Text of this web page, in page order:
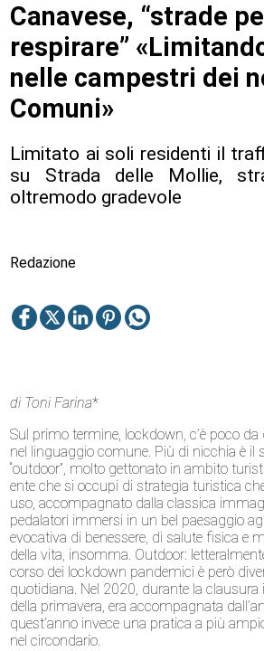
Canavese, “strade
respirare”
nelle campestri dei
Comuni»
Limitato ai soli residenti il
su Strada delle Mollie,
oltremodo gradevole
Redazione
di Toni Farina*
Sul primo termine, lockdown, c’è poco da
nel linguaggio comune. Più di nicchia è il
“outdoor”, molto gettonato in ambito
ente che si occupi di strategia turistica
uso, accompagnato dalla classica
pedalatori immersi in un bel paesaggio
evocativa di benessere, di salute fisica e
della vita, insomma. Outdoor:
corso dei lockdown pandemici è però
quotidiana. Nel 2020, durante la
della primavera, era accompagnata
quest’anno invece una pratica a più
nel circondario.